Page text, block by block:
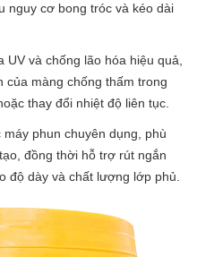
nguy cơ bong tróc và kéo dài
UV và chống lão hóa hiệu quả,
của màng chống thấm trong
thay đổi nhiệt độ liên tục.
phun chuyên dụng, phù
đồng thời hỗ trợ rút ngắn
độ dày và chất lượng lớp phủ.